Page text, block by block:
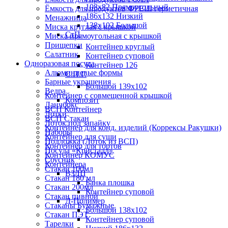
108х82 Прямоугольный
186х132 Низкий
138х102 Большой
СтП
Контейнер круглый
Контейнер суповой
Контейнер 126
С.П.Г.
Большой 139х102
Контейнер с совмещенной крышкой
Ланчбокс
Лотки
Лоток под запайку
Наборы
Подложка (Лоток из ВСП)
Посуда «Кристалл»
Соусник
Стакан 100мл
Стакан 180 мл
Стакан 200мл
Стакан пивной
Стаканы Бумажные
Стакан ПЭТ
Тарелки
Ёмкость для продуктов ФРЕШ герметичная
Менажница
Миска круглая с крышкой
Миска прямоугольная с крышкой
Прищепки
Салатник
Одноразовая посуда
Алюминиевые формы
Барные украшения
Ведра
Композит
ВСП Контейнер
ВСП Стакан
Контейнер для конд. изделий (Коррексы Ракушки)
Контейнер для суши
Контейнер для тортов
Контейнер КОМУС
Контейнера
ВЗЛП
Банка плошка
Контейнер суповой
Д-Полимер
Большой 138х102
Контейнер суповой